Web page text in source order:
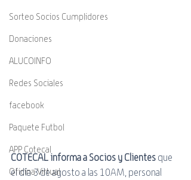
Sorteo Socios Cumplidores
Donaciones
ALUCOINFO
Redes Sociales
facebook
Paquete Futbol
APP Cotecal
Oficina Virtual
COTECAL informa a Socios y Clientes que
el día 3 de agosto a las 10AM, personal